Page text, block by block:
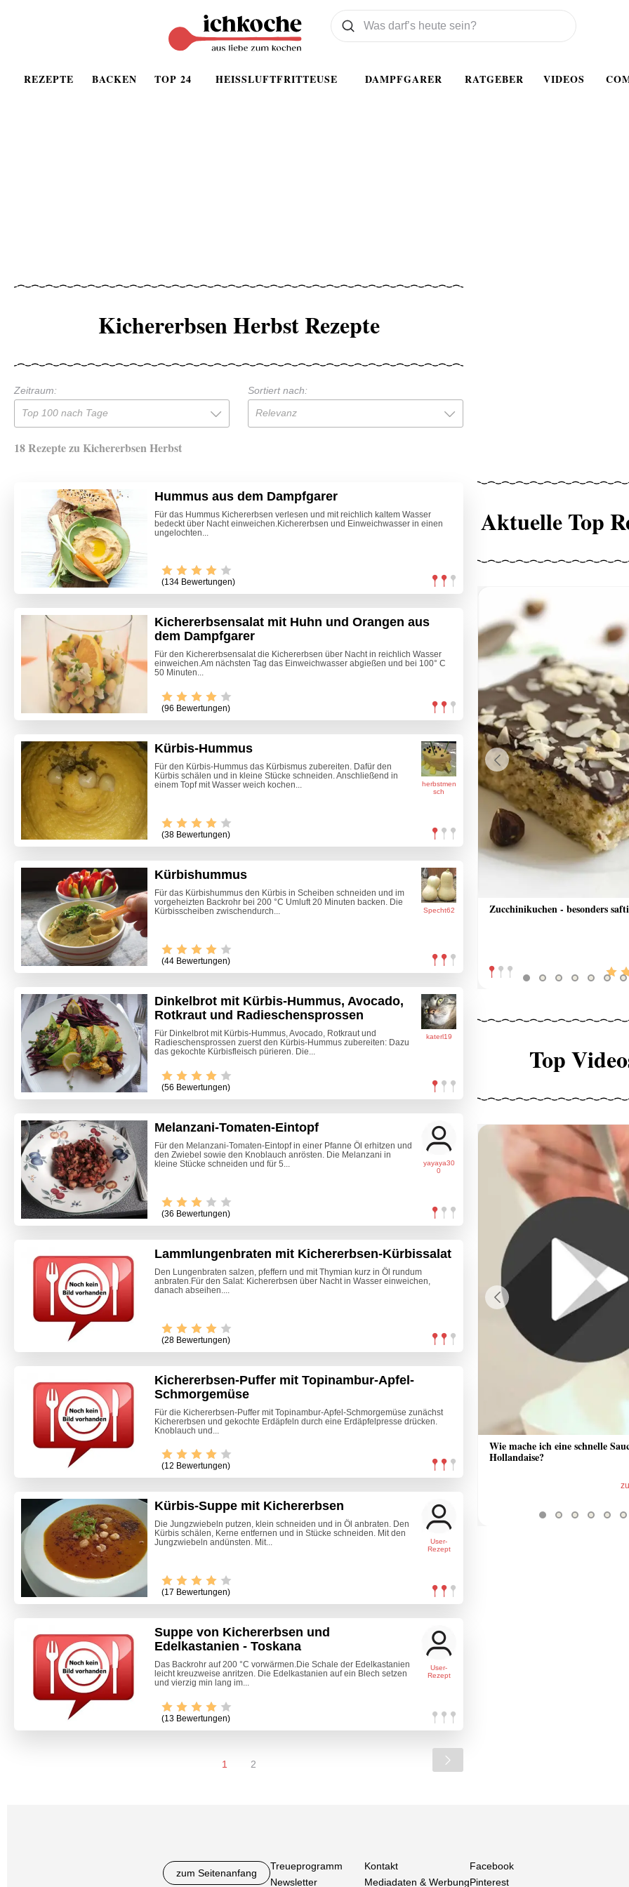
REZEPTE BACKEN TOP 24 HEISSLUFTFRITTEUSE DAMPFGARER RATGEBER VIDEOS
Was wollen Sie suchen
Suchen
Kichererbsen Herbst Rezepte
Zeitraum:
Top 100 nach Tage
Sortiert nach:
Relevanz
18 Rezepte zu Kichererbsen Herbst
Hummus aus dem Dampfgarer
Für das Hummus Kichererbsen verlesen und mit reichlich kaltem Wasser
bedeckt über Nacht einweichen.Kichererbsen und Einweichwasser in einen
ungelochten...
(134 Bewertungen)
Kichererbsensalat mit Huhn und Orangen aus
dem Dampfgarer
Für den Kichererbsensalat die Kichererbsen über Nacht in reichlich Wasser
einweichen.Am nächsten Tag das Einweichwasser abgießen und bei 100° C
50 Minuten...
(96 Bewertungen)
herbstmen
sch
Kürbis-Hummus
Für den Kürbis-Hummus das Kürbismus zubereiten. Dafür den
Kürbis schälen und in kleine Stücke schneiden. Anschließend in
einem Topf mit Wasser weich kochen...
(38 Bewertungen)
Specht62
Kürbishummus
Für das Kürbishummus den Kürbis in Scheiben schneiden und im
vorgeheizten Backrohr bei 200 °C Umluft 20 Minuten backen. Die
Kürbisscheiben zwischendurch...
(44 Bewertungen)
katerl19
Dinkelbrot mit Kürbis-Hummus, Avocado,
Rotkraut und Radieschensprossen
Für Dinkelbrot mit Kürbis-Hummus, Avocado, Rotkraut und
Radieschensprossen zuerst den Kürbis-Hummus zubereiten: Dazu
das gekochte Kürbisfleisch pürieren. Die...
(56 Bewertungen)
yayaya30
0
Melanzani-Tomaten-Eintopf
Für den Melanzani-Tomaten-Eintopf in einer Pfanne Öl erhitzen und
den Zwiebel sowie den Knoblauch anrösten. Die Melanzani in
kleine Stücke schneiden und für 5...
(36 Bewertungen)
Lammlungenbraten mit Kichererbsen-Kürbissalat
Den Lungenbraten salzen, pfeffern und mit Thymian kurz in Öl rundum
anbraten.Für den Salat: Kichererbsen über Nacht in Wasser einweichen,
danach abseihen....
(28 Bewertungen)
Kichererbsen-Puffer mit Topinambur-Apfel-
Schmorgemüse
Für die Kichererbsen-Puffer mit Topinambur-Apfel-Schmorgemüse zunächst
Kichererbsen und gekochte Erdäpfeln durch eine Erdäpfelpresse drücken.
Knoblauch und...
(12 Bewertungen)
User-
Rezept
Kürbis-Suppe mit Kichererbsen
Die Jungzwiebeln putzen, klein schneiden und in Öl anbraten. Den
Kürbis schälen, Kerne entfernen und in Stücke schneiden. Mit den
Jungzwiebeln andünsten. Mit...
(17 Bewertungen)
User-
Rezept
Suppe von Kichererbsen und
Edelkastanien - Toskana
Das Backrohr auf 200 °C vorwärmen.Die Schale der Edelkastanien
leicht kreuzweise anritzen. Die Edelkastanien auf ein Blech setzen
und vierzig min lang im...
(13 Bewertungen)
1 2
Aktuelle Top
Zucchinikuchen - besonders
Marillenkuchen
Previous
Top
Wie mache ich eine schnelle
Hollandaise?
Previous
zum Seitenanfang
Treueprogramm
Newsletter
Kontakt
Mediadaten & Werbung
Facebook
Pinterest